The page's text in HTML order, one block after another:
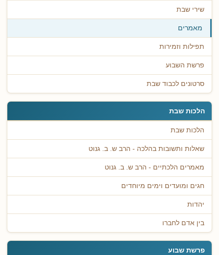
שירי שבת
מאמרים
תפילות וזמירות
פרשת השבוע
סרטונים לכבוד שבת
הלכות שבת
הלכות שבת
שאלות ותשובות בהלכה - הרב ש. ב. גנוט
מאמרים הלכתיים - הרב ש. ב. גנוט
חגים ומועדים וימים מיוחדים
יהדות
בין אדם לחברו
פרשת שבוע